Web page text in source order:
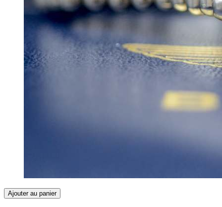
Ajouter au panier